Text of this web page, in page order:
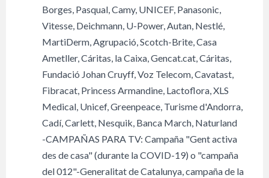
Borges, Pasqual, Camy, UNICEF, Panasonic,
Vitesse, Deichmann, U-Power, Autan, Nestlé,
MartiDerm, Agrupació, Scotch-Brite, Casa
Ametller, Cáritas, la Caixa, Gencat.cat, Cáritas,
Fundació Johan Cruyff, Voz Telecom, Cavatast,
Fibracat, Princess Armandine, Lactoflora, XLS
Medical, Unicef, Greenpeace, Turisme d'Andorra,
Cadí, Carlett, Nesquik, Banca March, Naturland
-CAMPAÑAS PARA TV: Campaña "Gent activa
des de casa" (durante la COVID-19) o "campaña
del 012"-Generalitat de Catalunya, campaña de la